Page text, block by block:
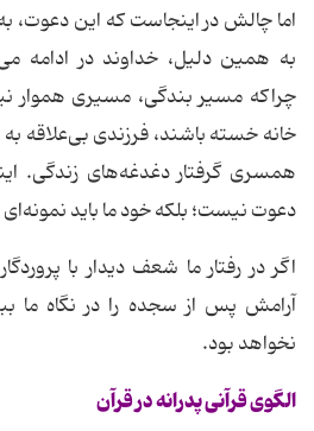
اما چالش در اینجاست که این
به همین دلیل، خداوند در ادامه
چراکه مسیر بندگی، مسیری
خانه خسته باشند، فرزندی بی‌علاقه
همسری گرفتار دغدغه‌های زندگی.
دعوت نیست؛ بلکه خود ما باید
اگر در رفتار ما شعف دیدار با
آرامش پس از سجده را در نگاه ما
نخواهد بود.
الگوی قرآنی پدرانه در قرآن